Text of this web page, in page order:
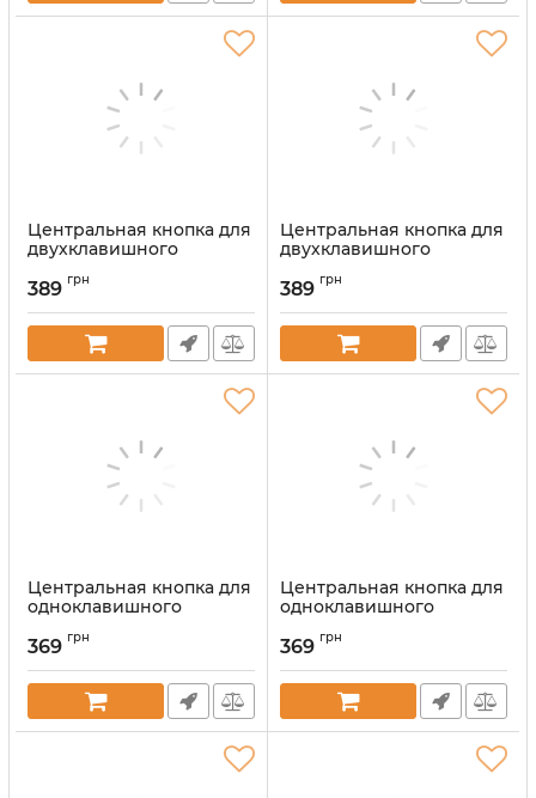
Центральная кнопка для
двухклавишного
CenterButton (2-gang)
Артикул:000046473
389 грн
Центральная кнопка для
двухклавишного
CenterButton (2-gang)
Артикул:000046481
389 грн
Центральная кнопка для
одноклавишного
CenterButton (1-gang)
Артикул:000046444
369 грн
Центральная кнопка для
одноклавишного
CenterButton (1-gang)
Артикул:000046445
369 грн